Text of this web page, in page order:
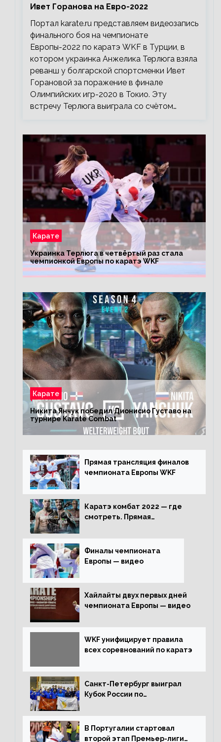
Ивет Горанова на Евро-2022
Портал karate.ru представляем видеозапись
финального боя на чемпионате
Европы-2022 по каратэ WKF в Турции, в
котором украинка Анжелика Терлюга взяла
реванш у болгарской спортсменки Ивет
Горановой за поражение в финале
Олимпийских игр-2020 в Токио. Эту
встречу Терлюга выиграла со счётом…
Карате
Украинка Терлюга в четвёртый раз стала
чемпионкой Европы по каратэ WKF
Карате
Никита Янчук победил Дионисио Густаво на
турнире Karate Combat
Прямая трансляция финалов
чемпионата Европы WKF
Каратэ комбат 2022 — где
смотреть. Прямая
Финалы чемпионата
Европы — видео
Хайлайты двух первых дней
чемпионата Европы — видео
WKF унифицирует правила
всех соревнований по каратэ
Санкт-Петербург выиграл
Кубок России по
В Португалии стартовал
второй этап Премьер-лиги